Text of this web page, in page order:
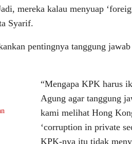
mereka kalau menyuap
Syarif.
pentingnya tanggung
“Mengapa KPK harus
Agung agar tanggung
kami melihat Hong
‘corruption in private
KPK-nya itu tidak